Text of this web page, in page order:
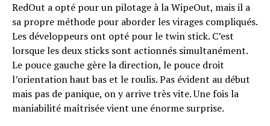
RedOut a opté pour un pilotage à la WipeOut, mais il a
sa propre méthode pour aborder les virages compliqués.
Les développeurs ont opté pour le twin stick. C’est
lorsque les deux sticks sont actionnés simultanément.
Le pouce gauche gère la direction, le pouce droit
l’orientation haut bas et le roulis. Pas évident au début
mais pas de panique, on y arrive très vite. Une fois la
maniabilité maîtrisée vient une énorme surprise.